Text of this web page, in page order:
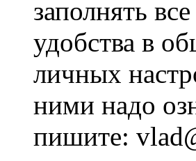
заполнять
удобства в
личных
ними надо
пишите: